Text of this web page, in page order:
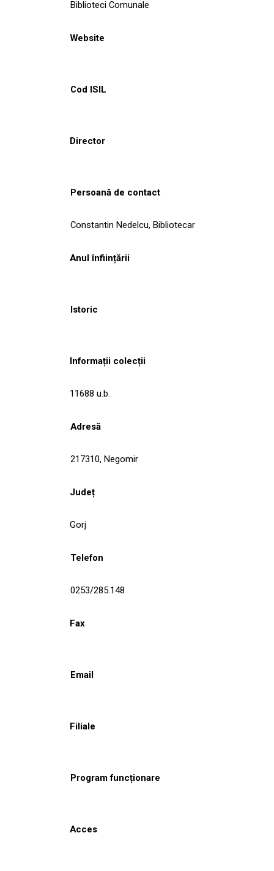
Biblioteci Comunale
Website
Cod ISIL
Director
Persoană de contact
Constantin Nedelcu, Bibliotecar
Anul înființării
Istoric
Informații colecții
11688 u.b.
Adresă
217310, Negomir
Județ
Gorj
Telefon
0253/285.148
Fax
Email
Filiale
Program funcționare
Acces